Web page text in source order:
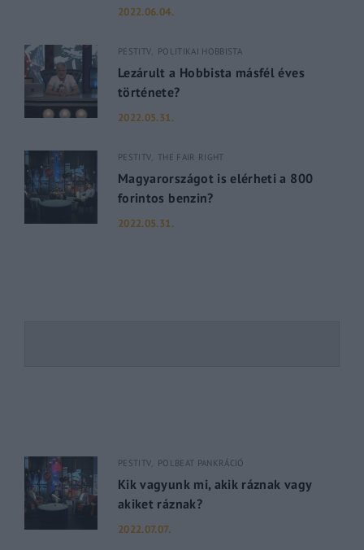
2022.06.04.
PESTITV POLITIKAI HOBBISTA
Lezárult a Hobbista másfél éves
története?
2022.05.31.
PESTITV THE FAIR RIGHT
Magyarországot is elérheti a 800
forintos benzin?
2022.05.31.
PESTITV POLBEAT PANKRÁCIÓ
Kik vagyunk mi, akik ráznak vagy
akiket ráznak?
2022.07.07.